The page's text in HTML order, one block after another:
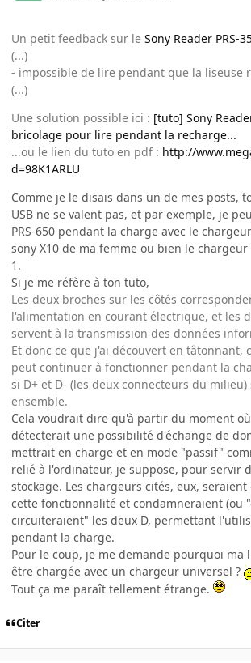
Un petit feedback sur le Sony Reader PRS-
(...)
- impossible de lire pendant que la liseuse
(...)
Une solution possible ici : [tuto] Sony
bricolage pour lire pendant la recharge...
...ou le lien du tuto en pdf : http://
d=98K1ARLU
Comme je le disais dans un de mes posts,
USB ne se valent pas, et par exemple, je
PRS-650 pendant la charge avec le
sony X10 de ma femme ou bien le chargeur
1.
Si je me réfère à ton tuto,
Les deux broches sur les côtés
l'alimentation en courant électrique, et les
servent à la transmission des données
Et donc ce que j'ai découvert en tâtonnant,
peut continuer à fonctionner pendant la
si D+ et D- (les deux connecteurs du milieu)
ensemble.
Cela voudrait dire qu'à partir du moment
détecterait une possibilité d'échange de
mettrait en charge et en mode "passif"
relié à l'ordinateur, je suppose, pour servir
stockage. Les chargeurs cités, eux,
cette fonctionnalité et condamneraient (ou
circuiteraient" les deux D, permettant
pendant la charge.
Pour le coup, je me demande pourquoi ma
être chargée avec un chargeur universel ?
Tout ça me paraît tellement étrange.
Citer